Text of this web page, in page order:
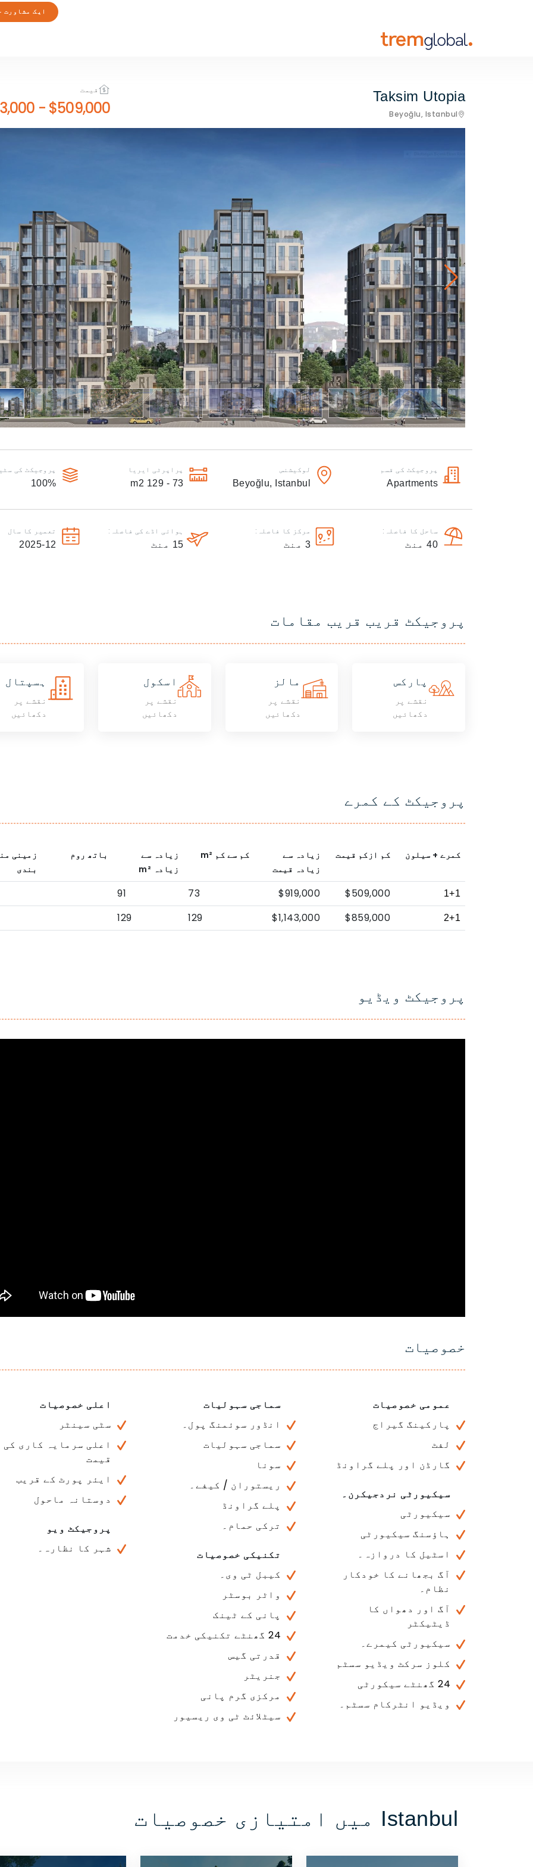
ایک مشاورت
Taksim Utopia
Beyoğlu, Istanbul
قیمت
$509,000
-
پروجیکٹ کی قسم
Apartments
لوکیشنس
Beyoğlu,
Istanbul
پراپرٹی ایریا
73 - 129
پروجیکٹ کی
100%
ساحل کا فاصلہ:
40 منٹ
مرکز کا فاصلہ:
3 منٹ
ہوائی اڈے کی فاصلہ:
15 منٹ
تعمیر کا سال
2025-12
پروجیکٹ قریب قریب مقامات
ہسپتال
نقشے پر
دکھائیں
اسکول
نقشے پر
دکھائیں
مالز
نقشے پر
دکھائیں
پارکس
نقشے پر
دکھائیں
پروجیکٹ کے کمرے
کمرے + سیلون کم ازکم قیمت
زیادہ سے
زیادہ قیمت
کم سے کم
زیادہ سے
زیادہ
باتھ روم
زمینی
بندی
1+1
$509,000
$919,000
73
91
2+1
$859,000
$1,143,000
129
129
پروجیکٹ ویڈیو
خصوصیات
عمومی خصوصیات
پارکینگ گیراج
لفٹ
گارڈن اور پلے گراونڈ
سیکیورٹی نردجیکرن۔
سیکیورٹی
ہاؤسنگ سیکیورٹی
اسٹیل کا دروازہ۔
آگ بجھانے کا خودکار
نظام۔
آگ اور دھواں کا
ڈیٹیکٹر
سیکیورٹی کیمرے۔
کلوز سرکٹ ویڈیو سسٹم
24 گھنٹے سیکورٹی
ویڈیو انٹرکام سسٹم۔
سماجی سہولیات
انڈور سوئمنگ پول۔
سماجی سہولیات
سونا
ریستوران / کیفے۔
پلے گراونڈ
ترکی حمام۔
تکنیکی خصوصیات
کیبل ٹی وی۔
واٹر بوسٹر
پانی کے ٹینک
24 گھنٹے تکنیکی خدمت
قدرتی گیس
جنریٹر
مرکزی گرم پانی
سیٹلائٹ ٹی وی ریسیور
اعلی خصوصیات
سٹی سینٹر
اعلی سرمایہ کاری کی
قیمت
ایئر پورٹ کے قریب
دوستانہ ماحول
پروجیکٹ ویو
شہر کا نظارہ۔
Istanbul میں امتیازی خصوصیات